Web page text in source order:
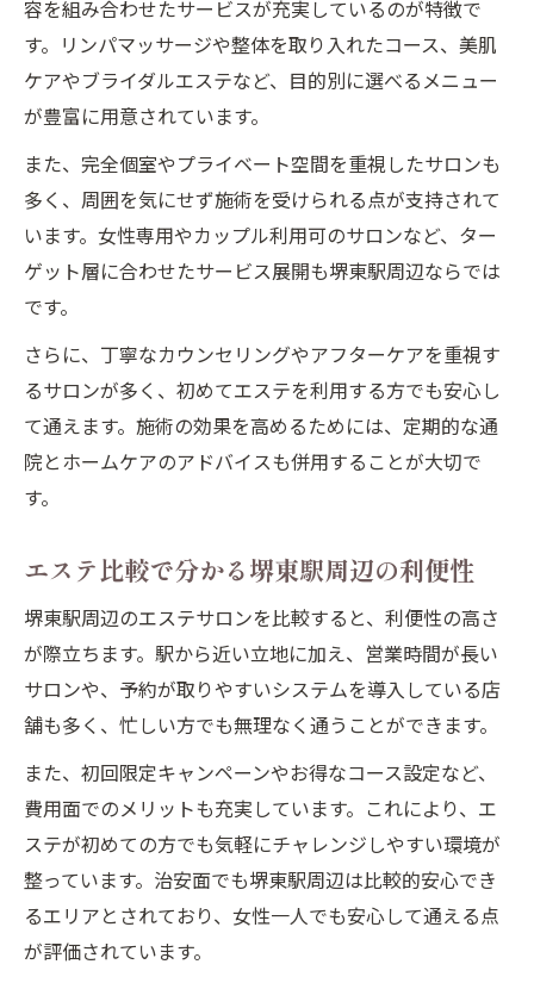
容を組み合わせたサービスが充実しているのが特徴で
す。リンパマッサージや整体を取り入れたコース、美肌
ケアやブライダルエステなど、目的別に選べるメニュー
が豊富に用意されています。
また、完全個室やプライベート空間を重視したサロンも
多く、周囲を気にせず施術を受けられる点が支持されて
います。女性専用やカップル利用可のサロンなど、ター
ゲット層に合わせたサービス展開も堺東駅周辺ならでは
です。
さらに、丁寧なカウンセリングやアフターケアを重視す
るサロンが多く、初めてエステを利用する方でも安心し
て通えます。施術の効果を高めるためには、定期的な通
院とホームケアのアドバイスも併用することが大切で
す。
エステ比較で分かる堺東駅周辺の利便性
堺東駅周辺のエステサロンを比較すると、利便性の高さ
が際立ちます。駅から近い立地に加え、営業時間が長い
サロンや、予約が取りやすいシステムを導入している店
舗も多く、忙しい方でも無理なく通うことができます。
また、初回限定キャンペーンやお得なコース設定など、
費用面でのメリットも充実しています。これにより、エ
ステが初めての方でも気軽にチャレンジしやすい環境が
整っています。治安面でも堺東駅周辺は比較的安心でき
るエリアとされており、女性一人でも安心して通える点
が評価されています。